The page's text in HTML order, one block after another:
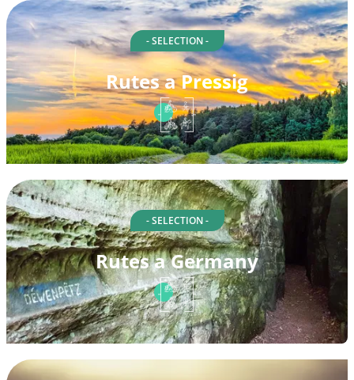
- SELECTION -
Rutes a Pressig
- SELECTION -
Rutes a Germany